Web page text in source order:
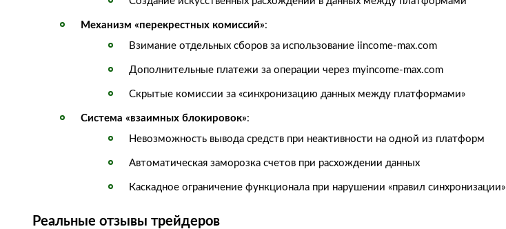
Механизм «перекрестных комиссий»:
Взимание отдельных сборов за использование iincome-max.com
Дополнительные платежи за операции через myincome-max.com
Скрытые комиссии за «синхронизацию данных между платформами»
Система «взаимных блокировок»:
Невозможность вывода средств при неактивности на одной из платформ
Автоматическая заморозка счетов при расхождении данных
Каскадное ограничение функционала при нарушении «правил синхронизации»
Реальные отзывы трейдеров